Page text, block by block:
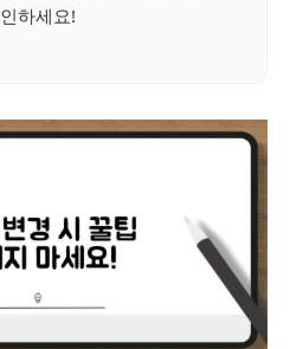
인하세요!